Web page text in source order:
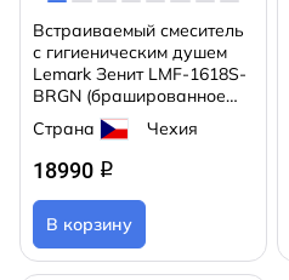
Встраиваемый смеситель
с гигиеническим душем
Lemark Зенит LMF-1618S-
BRGN (брашированное
золото)
Страна Чехия
18990 q
В корзину